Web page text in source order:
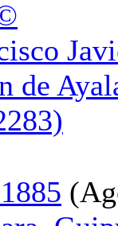
de